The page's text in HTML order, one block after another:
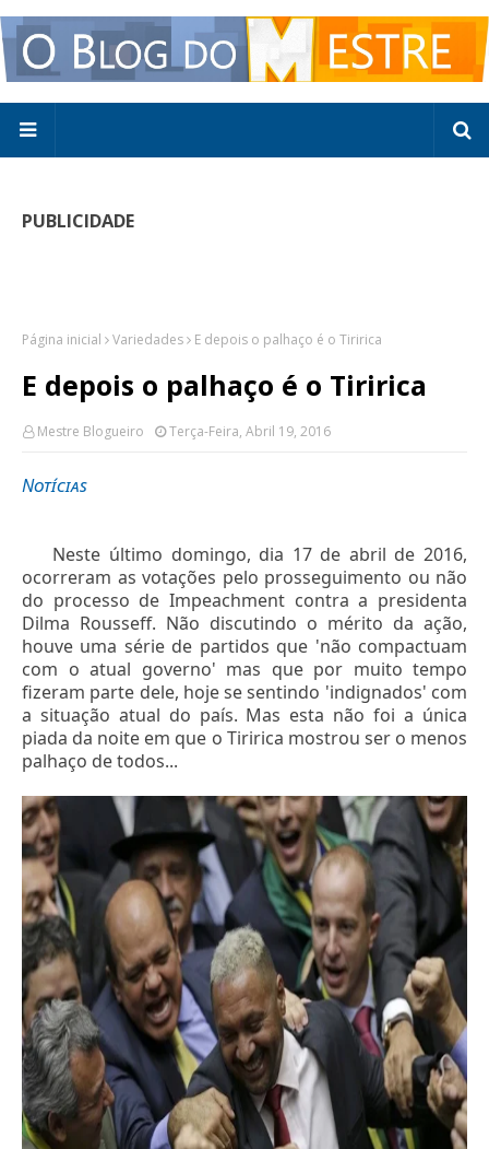
PUBLICIDADE
Página inicial Variedades E depois o palhaço é o Tiririca
E depois o palhaço é o Tiririca
Mestre Blogueiro Terça-Feira, Abril 19, 2016
Notícias
Neste último domingo, dia 17 de abril de 2016,
ocorreram as votações pelo prosseguimento ou não
do processo de Impeachment contra a presidenta
Dilma Rousseff. Não discutindo o mérito da ação,
houve uma série de partidos que 'não compactuam
com o atual governo' mas que por muito tempo
fizeram parte dele, hoje se sentindo 'indignados' com
a situação atual do país. Mas esta não foi a única
piada da noite em que o Tiririca mostrou ser o menos
palhaço de todos...